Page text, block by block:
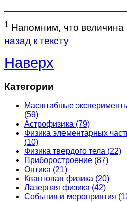
1 Напомним, что величина
назад к тексту
Наверх
Категории
Масштабные
(59)
Астрофизика (79)
Физика элементарных
(10)
Физика твердого тела (22)
Приборостроение (87)
Оптика (21)
Квантовая физика (20)
Лазерная физика (42)
События и мероприятия